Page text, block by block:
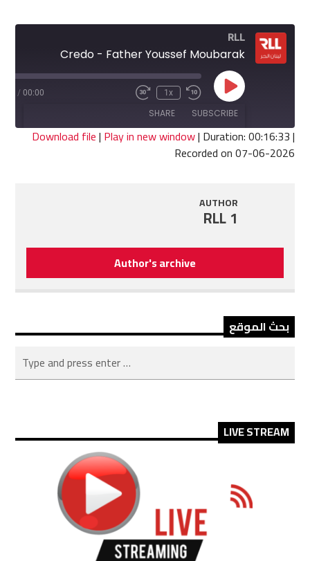
RLL
Credo - Father Youssef Moubarak
Play
Episode
Rewind
10
Seconds
1x
Fast
seconds
00:00
/
SUBSCRIBE
SHARE
SHARE
Download file| Play in new window| Duration: 00:16:33|
Recorded on 07-06-2026
AUTHOR
RLL 1
Author's archive
بحث الموقع
LIVE STREAM